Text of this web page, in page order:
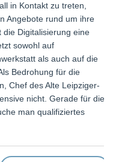
in Kontakt zu treten,
Angebote rund um ihre
die Digitalisierung eine
sowohl auf
als auch auf die
Bedrohung für die
Chef des Alte Leipziger-
nicht. Gerade für die
man qualifiziertes